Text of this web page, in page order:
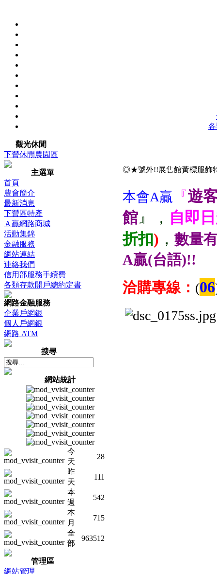
觀光休閒
下營休閒農園區
主選單
首頁
農會簡介
最新消息
下營區特產
Ａ贏網路商城
活動集錦
金融服務
網站連結
連絡我們
信用部服務手續費
各類存款開戶總約定書
網路金融服務
企業戶網銀
個人戶網銀
網路 ATM
搜尋
網站統計
今
天
28
昨
天
111
本
週
542
本
月
715
全
部
963512
管理區
網站管理
◎★號外!!展售館黃標服
本會A贏 『遊
館 』， 自即
折扣) ， 數量
A贏(台語)!!
洽購專線： (06